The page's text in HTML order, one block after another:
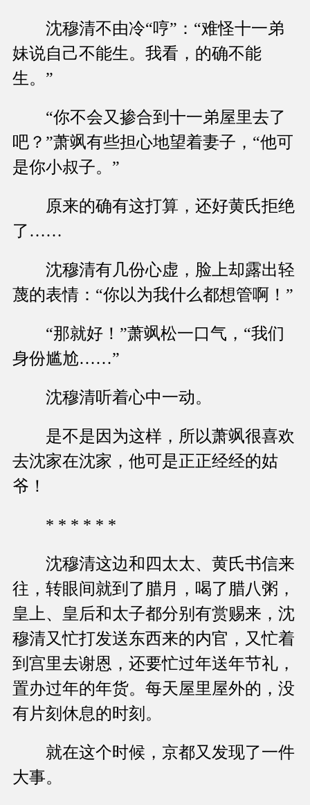
沈穆清不由冷“哼”：“难怪十一弟
妹说自己不能生。我看，的确不能
生。”
“你不会又掺合到十一弟屋里去了
吧？”萧飒有些担心地望着妻子，“他可
是你小叔子。”
原来的确有这打算，还好黄氏拒绝
了……
沈穆清有几份心虚，脸上却露出轻
蔑的表情：“你以为我什么都想管啊！”
“那就好！”萧飒松一口气，“我们
身份尴尬……”
沈穆清听着心中一动。
是不是因为这样，所以萧飒很喜欢
去沈家在沈家，他可是正正经经的姑
爷！
* * * * * *
沈穆清这边和四太太、黄氏书信来
往，转眼间就到了腊月，喝了腊八粥，
皇上、皇后和太子都分别有赏赐来，沈
穆清又忙打发送东西来的内官，又忙着
到宫里去谢恩，还要忙过年送年节礼，
置办过年的年货。每天屋里屋外的，没
有片刻休息的时刻。
就在这个时候，京都又发现了一件
大事。